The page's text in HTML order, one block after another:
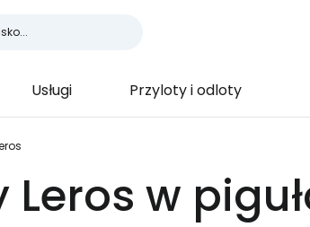
Usługi Przyloty i odloty
w